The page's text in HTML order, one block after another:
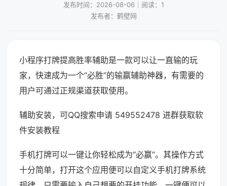
发布时间：2026-08-06｜阅读：1
发布者：鹤壁网
小程序打牌提高胜率辅助是一款可以让一直输的玩
家，快速成为一个“必胜”的输赢辅助神器，有需要的
用户可通过正规渠道获取使用。
辅助安装，可QQ搜索申请 549552478 进群获取软
件安装教程
手机打牌可以一键让你轻松成为“必赢”。其操作方式
十分简单，打开这个应用便可以自定义手机打牌系统